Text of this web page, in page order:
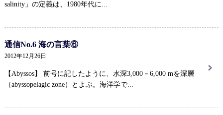
salinity」の定義は、1980年代に...
通信No.6 海の言葉⑥
2012年12月26日
【Abyssos】 前号に記したように、水深3,000－6,000 mを深層
（abyssopelagic zone）とよぶ。海洋学で...